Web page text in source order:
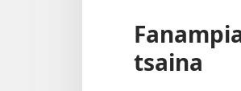
tsaina